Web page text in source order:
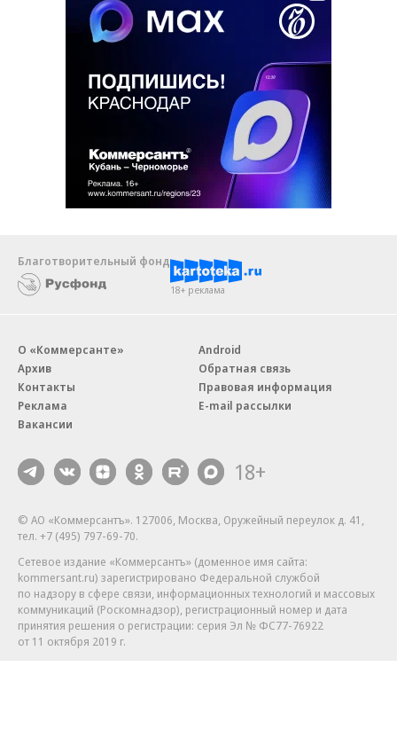
Благотворительный фонд
18+ реклама
О «Коммерсанте»
Архив
Контакты
Реклама
Вакансии
Android
Обратная связь
Правовая информация
E-mail рассылки
18+
© АО «Коммерсантъ». 127006, Москва, Оружейный переулок д. 41,
тел. +7 (495) 797-69-70.
Сетевое издание «Коммерсантъ» (доменное имя сайта:
kommersant.ru) зарегистрировано Федеральной службой
по надзору в сфере связи, информационных технологий и массовых
коммуникаций (Роскомнадзор), регистрационный номер и дата
принятия решения о регистрации: серия Эл № ФС77-76922
от 11 октября 2019 г.